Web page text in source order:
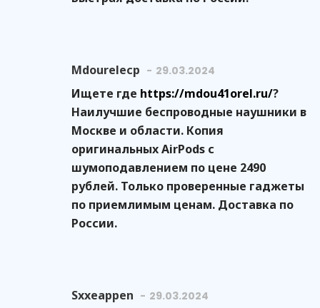
Mdourelecp 29.03.2024
Ищете где https://mdou41orel.ru/?
Наилучшие беспроводные наушники в
Москве и области. Копия
оригинальных AirPods с
шумоподавлением по цене 2490
рублей. Только проверенные гаджеты
по приемлимым ценам. Доставка по
России.
Sxxeappen 29.03.2024